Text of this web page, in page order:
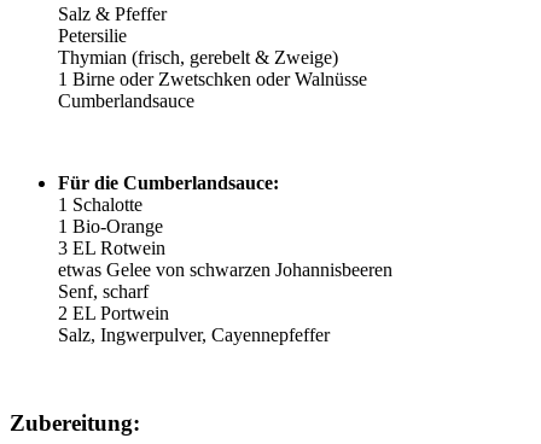
Salz & Pfeffer
Petersilie
Thymian (frisch, gerebelt & Zweige)
1 Birne oder Zwetschken oder Walnüsse
Cumberlandsauce
Für die Cumberlandsauce:
1 Schalotte
1 Bio-Orange
3 EL Rotwein
etwas Gelee von schwarzen Johannisbeeren
Senf, scharf
2 EL Portwein
Salz, Ingwerpulver, Cayennepfeffer
Zubereitung: